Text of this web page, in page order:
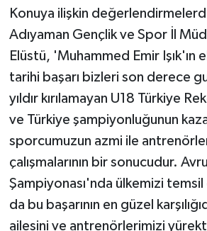
Konuya ilişkin
Adıyaman Gençlik ve Spor İl
Elüstü, 'Muhammed Emir Işık'ın
tarihi başarı bizleri son derece
yıldır kırılamayan U18 Türkiye
ve Türkiye şampiyonluğunun
sporcumuzun azmi ile
çalışmalarının bir sonucudur.
Şampiyonası'nda ülkemizi temsil
da bu başarının en güzel
ailesini ve antrenörlerimizi